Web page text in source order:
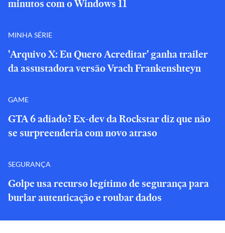
minutos com o Windows 11
MINHA SÉRIE
'Arquivo X: Eu Quero Acreditar' ganha trailer
da assustadora versão Vrach Frankenshteyn
GAME
GTA 6 adiado? Ex-dev da Rockstar diz que não
se surpreenderia com novo atraso
SEGURANÇA
Golpe usa recurso legítimo de segurança para
burlar autenticação e roubar dados